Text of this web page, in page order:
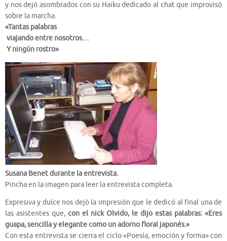
y nos dejó asombrados con su Haiku dedicado al chat que improvisó
sobre la marcha.
«Tantas palabras
viajando entre nosotros…
Y ningún rostro»
Susana Benet durante la entrevista.
Pincha en la imagen para leer la entrevista completa.
Expresiva y dulce nos dejó la impresión que le dedicó al final una de
las asistentes que, con el nick Olvido, le dijo estas palabras: «Eres
guapa, sencilla y elegante como un adorno floral japonés.»
Con esta entrevista se cierra el ciclo «Poesía, emoción y forma» con